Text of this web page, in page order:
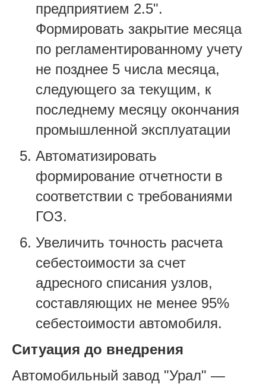
предприятием 2.5".
Формировать закрытие месяца
по регламентированному учету
не позднее 5 числа месяца,
следующего за текущим, к
последнему месяцу окончания
промышленной эксплуатации
Автоматизировать
формирование отчетности в
соответствии с требованиями
ГОЗ.
Увеличить точность расчета
себестоимости за счет
адресного списания узлов,
составляющих не менее 95%
себестоимости автомобиля.
Ситуация до внедрения
Автомобильный завод "Урал" —